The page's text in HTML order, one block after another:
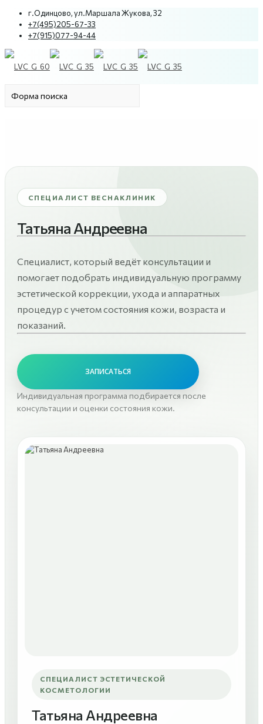
г.Одинцово, ул.Маршала Жукова, 32
+7(495)205-67-33
+7(915)077-94-44
СПЕЦИАЛИСТ ВЕСНАКЛИНИК
Татьяна Андреевна
Специалист, который ведёт консультации и
помогает подобрать индивидуальную программу
эстетической коррекции, ухода и аппаратных
процедур с учетом состояния кожи, возраста и
показаний.
ЗАПИСАТЬСЯ
Индивидуальная программа подбирается после
консультации и оценки состояния кожи.
СПЕЦИАЛИСТ ЭСТЕТИЧЕСКОЙ
КОСМЕТОЛОГИИ
Татьяна Андреевна